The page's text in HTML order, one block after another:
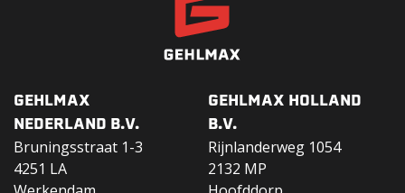
GEHLMAX
NEDERLAND B.V.
Bruningsstraat 1-3
4251 LA
GEHLMAX HOLLAND
B.V.
Rijnlanderweg 1054
2132 MP